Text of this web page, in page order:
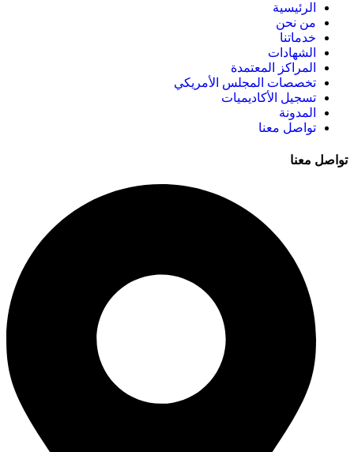
الرئيسية
من نحن
خدماتنا
الشهادات
المراكز المعتمدة
تخصصات المجلس الأمريكي
تسجيل الأكاديميات
المدونة
تواصل معنا
تواصل معنا